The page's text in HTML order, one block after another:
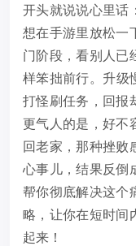
开头就说说心里话
想在手游里放松一
门阶段，看别人已
样笨拙前行。升
打怪刷任务，回报
更气人的是，好不
回老家，那种挫败
心事儿，结果反倒
帮你彻底解决这个
略，让你在短时间
起来！